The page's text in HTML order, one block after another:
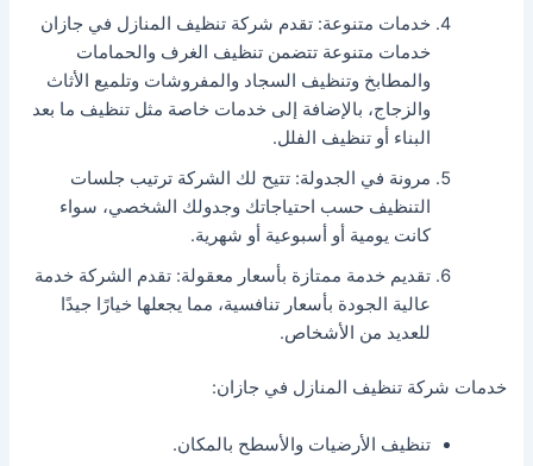
خدمات متنوعة: تقدم شركة تنظيف المنازل في جازان
خدمات متنوعة تتضمن تنظيف الغرف والحمامات
والمطابخ وتنظيف السجاد والمفروشات وتلميع الأثاث
والزجاج، بالإضافة إلى خدمات خاصة مثل تنظيف ما بعد
البناء أو تنظيف الفلل.
مرونة في الجدولة: تتيح لك الشركة ترتيب جلسات
التنظيف حسب احتياجاتك وجدولك الشخصي، سواء
كانت يومية أو أسبوعية أو شهرية.
تقديم خدمة ممتازة بأسعار معقولة: تقدم الشركة خدمة
عالية الجودة بأسعار تنافسية، مما يجعلها خيارًا جيدًا
للعديد من الأشخاص.
خدمات شركة تنظيف المنازل في جازان:
تنظيف الأرضيات والأسطح بالمكان.